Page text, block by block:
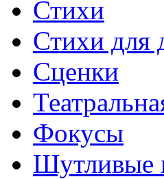
Стихи
Стихи для
Сценки
Фокусы
Шутливые